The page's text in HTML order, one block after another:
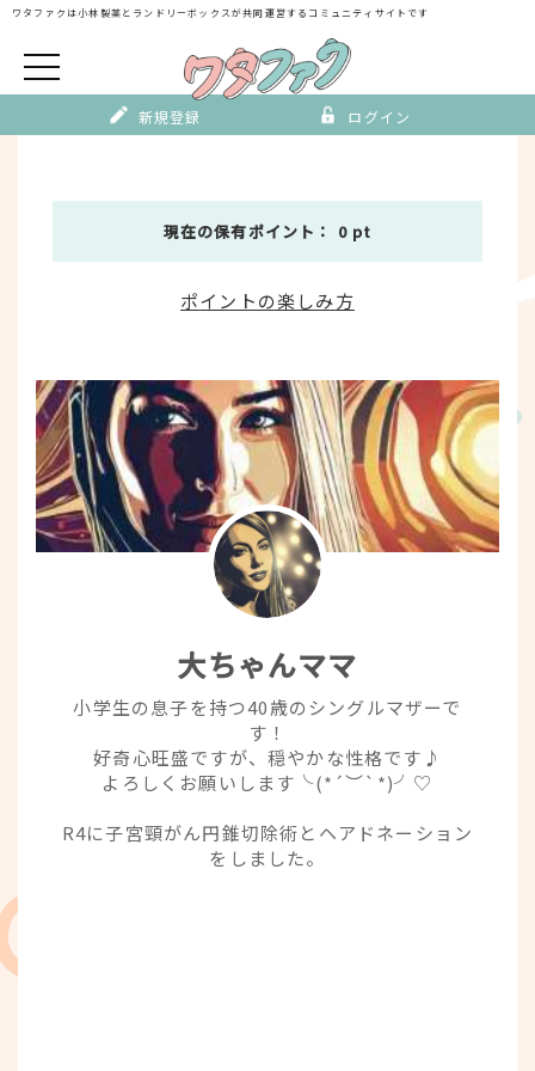
Skip
content
ワタファクは小林製薬とランドリーボックスが共同運営するコミュニティサイトです
新規登録 ログイン
現在の保有ポイント： 0 pt
ポイントの楽しみ方
大ちゃんママ
小学生の息子を持つ40歳のシングルマザーで
す！
好奇心旺盛ですが、穏やかな性格です♪
よろしくお願いします╰(*´︶`*)╯♡
R4に子宮頸がん円錐切除術とヘアドネーション
をしました。